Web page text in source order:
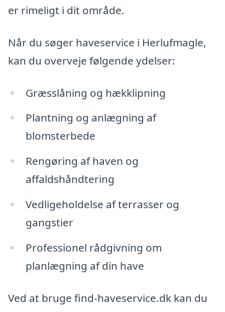
er rimeligt i dit område.
Når du søger haveservice i Herlufmagle,
kan du overveje følgende ydelser:
Græsslåning og hækklipning
Plantning og anlægning af
blomsterbede
Rengøring af haven og
affaldshåndtering
Vedligeholdelse af terrasser og
gangstier
Professionel rådgivning om
planlægning af din have
Ved at bruge find-haveservice.dk kan du